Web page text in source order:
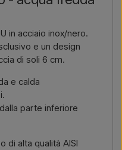
in acciaio inox/nero.
e un design
di soli 6 cm.
e calda
parte inferiore
di alta qualità AISI